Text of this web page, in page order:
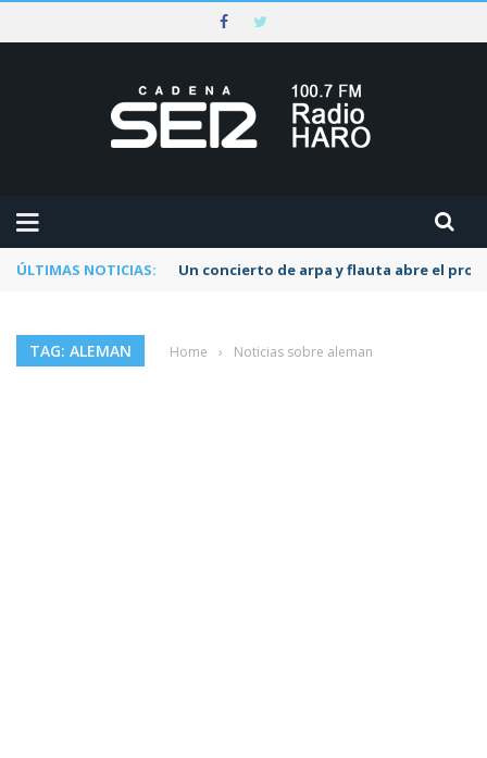
ÚLTIMAS NOTICIAS: Un concierto de arpa y flauta abre el
TAG: ALEMAN Home › Noticias sobre aleman